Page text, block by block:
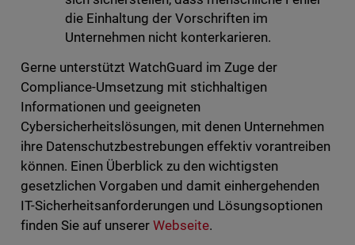
die Einhaltung der Vorschriften im
Unternehmen nicht konterkarieren.
Gerne unterstützt WatchGuard im Zuge der
Compliance-Umsetzung mit stichhaltigen
Informationen und geeigneten
Cybersicherheitslösungen, mit denen Unternehmen
ihre Datenschutzbestrebungen effektiv vorantreiben
können. Einen Überblick zu den wichtigsten
gesetzlichen Vorgaben und damit einhergehenden
IT-Sicherheitsanforderungen und Lösungsoptionen
finden Sie auf unserer Webseite.